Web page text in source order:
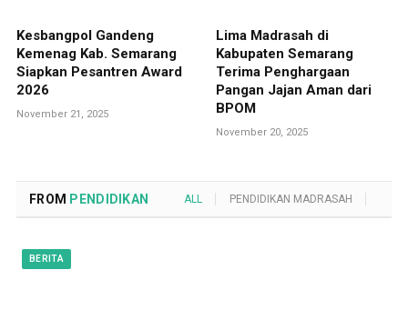
Kesbangpol Gandeng
Kemenag Kab. Semarang
Siapkan Pesantren Award
2026
November 21, 2025
Lima Madrasah di
Kabupaten Semarang
Terima Penghargaan
Pangan Jajan Aman dari
BPOM
November 20, 2025
FROM PENDIDIKAN ALL PENDIDIKAN MADRASAH
BERITA